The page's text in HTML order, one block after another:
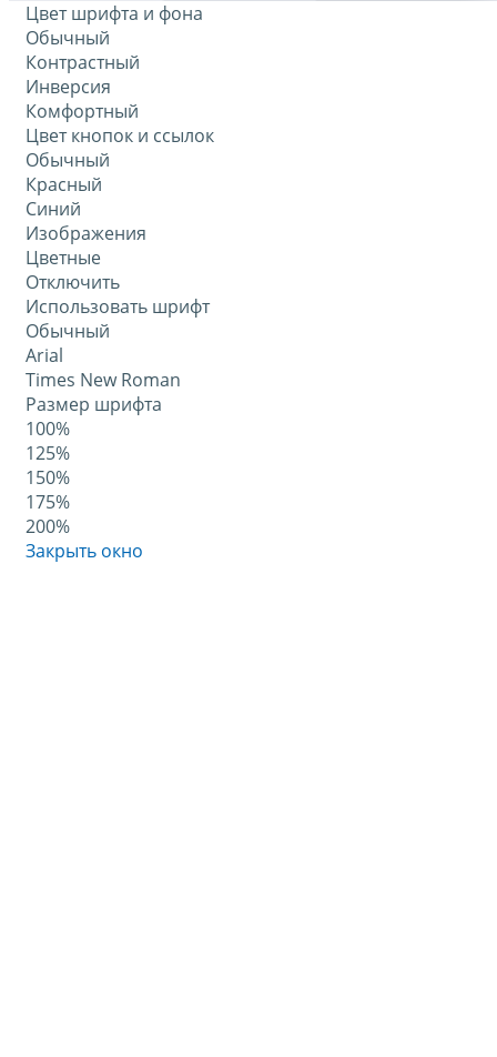
Цвет шрифта и фона
Обычный
Контрастный
Инверсия
Комфортный
Цвет кнопок и ссылок
Обычный
Красный
Синий
Изображения
Цветные
Отключить
Использовать шрифт
Обычный
Arial
Times New Roman
Размер шрифта
100%
125%
150%
175%
200%
Закрыть окно